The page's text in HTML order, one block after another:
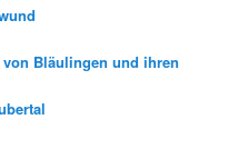
Bläulingen und ihren